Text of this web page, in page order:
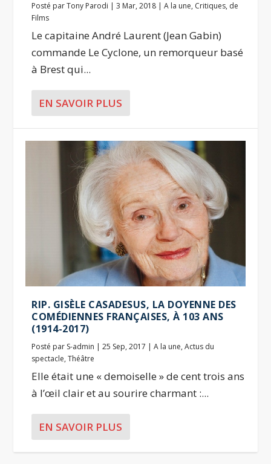
Posté parTony Parodi |3 Mar, 2018 |A la une, Critiques, de
Films
Le capitaine André Laurent (Jean Gabin)
commande Le Cyclone, un remorqueur basé
à Brest qui...
EN SAVOIR PLUS
RIP. GISÈLE CASADESUS, LA DOYENNE DES
COMÉDIENNES FRANÇAISES, À 103 ANS
(1914-2017)
Posté par S-admin |25 Sep, 2017 |A la une,Actus du
spectacle,Théâtre
Elle était une « demoiselle » de cent trois ans
à l’œil clair et au sourire charmant :...
EN SAVOIR PLUS